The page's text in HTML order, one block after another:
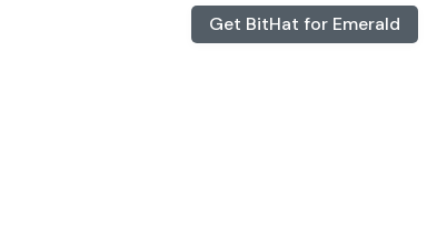
Get BitHat for Emerald